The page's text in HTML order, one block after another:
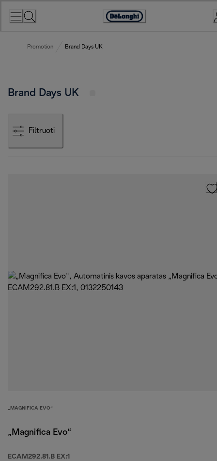
Accessibility
Promotion Brand Days UK
Brand Days UK
Filtruoti
„MAGNIFICA EVO“
„Magnifica Evo“
ECAM292.81.B EX:1